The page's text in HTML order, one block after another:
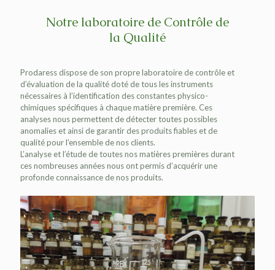
Notre laboratoire de Contrôle de
la Qualité
Prodaress dispose de son propre laboratoire de contrôle et
d’évaluation de la qualité doté de tous les instruments
nécessaires à l’identification des constantes physico-
chimiques spécifiques à chaque matière première. Ces
analyses nous permettent de détecter toutes possibles
anomalies et ainsi de garantir des produits fiables et de
qualité pour l’ensemble de nos clients.
L’analyse et l’étude de toutes nos matières premières durant
ces nombreuses années nous ont permis d’acquérir une
profonde connaissance de nos produits.